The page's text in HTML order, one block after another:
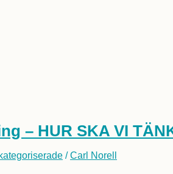
– HUR SKA VI
/Carl Norell